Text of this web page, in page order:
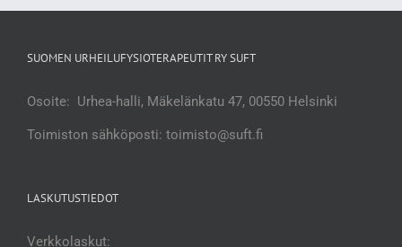
SUOMEN URHEILUFYSIOTERAPEUTIT RY SUFT
Osoite: Urhea-halli, Mäkelänkatu 47, 00550 Helsinki
Toimiston sähköposti: toimisto@suft.fi
LASKUTUSTIEDOT
Verkkolaskut: